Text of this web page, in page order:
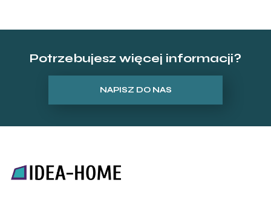
Potrzebujesz więcej informacji?
NAPISZ DO NAS